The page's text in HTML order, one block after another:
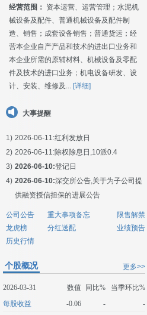
经营范围： 资本运营、运营管理；水泥机
械设备及配件、普通机械设备及配件制
造、销售；成套设备销售；普通货运；经
营本企业自产产品和技术的进出口业务和
本企业所需的原辅材料、机械设备及零配
件及技术的进口业务；机电设备研发、设
计、安装、维修及... [详细]
大事提醒
1) 2026-06-11:红利发放日
2) 2026-06-11:除权除息日,10派0.4
3) 2026-06-10:登记日
4) 2026-06-10:深交所公告,关于为子公司提
供融资授信担保的进展公告
公司公告 重大事项备忘
限售解禁
龙虎榜
分红送配
业绩预告
历史行情
更多>>
个股概况
2026-03-31 数值 同比%
当季环比%
每股收益
-0.06 -
-